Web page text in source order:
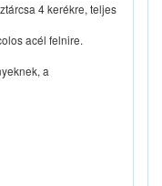
4 kerékre, teljes
acél felnire.
a